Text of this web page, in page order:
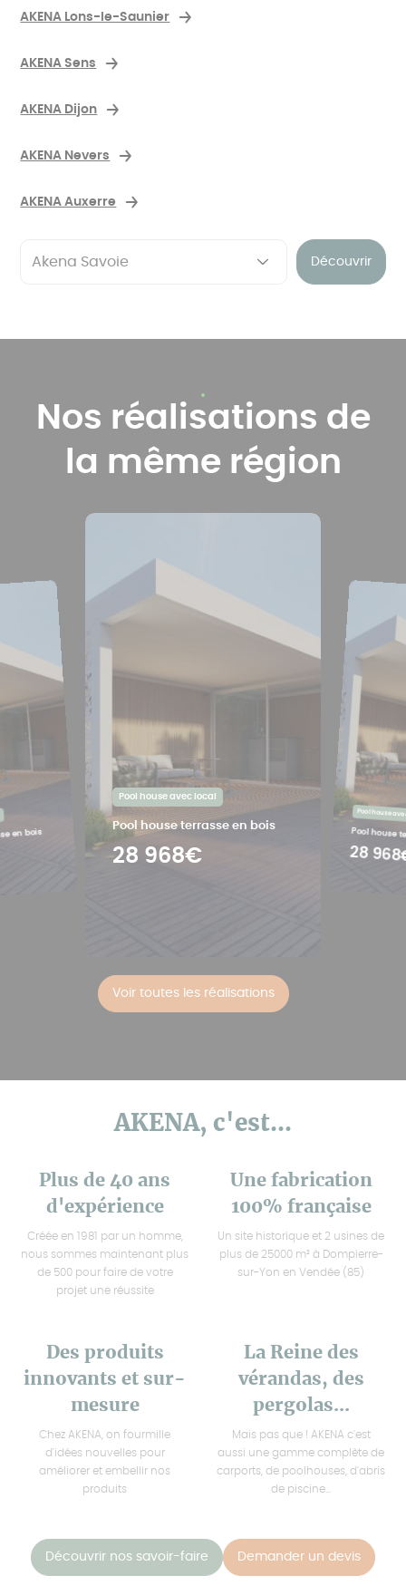
AKENA Lons-le-Saunier
AKENA Sens
AKENA Dijon
AKENA Nevers
AKENA Auxerre
Découvrir
Nos réalisations de
la même région
en bois
28 968€
Pool house terrasse en bois
Pool house avec local
28
Pool house
Pool house
Voir toutes les réalisations
AKENA, c'est...
Plus de 40 ans
d'expérience
Créée en 1981 par un homme,
nous sommes maintenant plus
de 500 pour faire de votre
projet une réussite
Une fabrication
100% française
Un site historique et 2 usines de
plus de 25000 m² à Dompierre-
sur-Yon en Vendée (85)
Des produits
innovants et sur-
mesure
Chez AKENA, on fourmille
d'idées nouvelles pour
améliorer et embellir nos
produits
La Reine des
vérandas, des
pergolas...
Mais pas que ! AKENA c'est
aussi une gamme complète de
carports, de poolhouses, d'abris
de piscine...
Découvrir nos savoir-faire Demander un devis